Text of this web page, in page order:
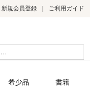
新規会員登録 ご利用ガイド
希少品 書籍